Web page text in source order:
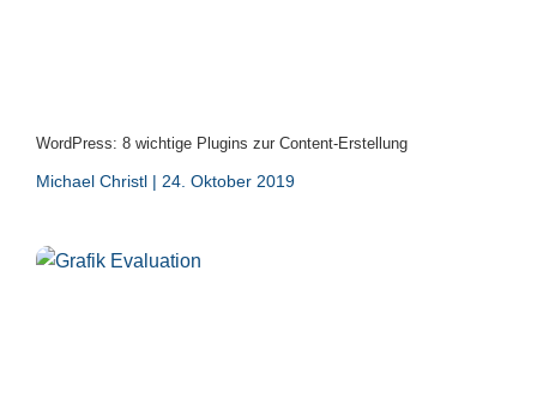
WordPress: 8 wichtige Plugins zur Content-Erstellung
Michael Christl 24. Oktober 2019